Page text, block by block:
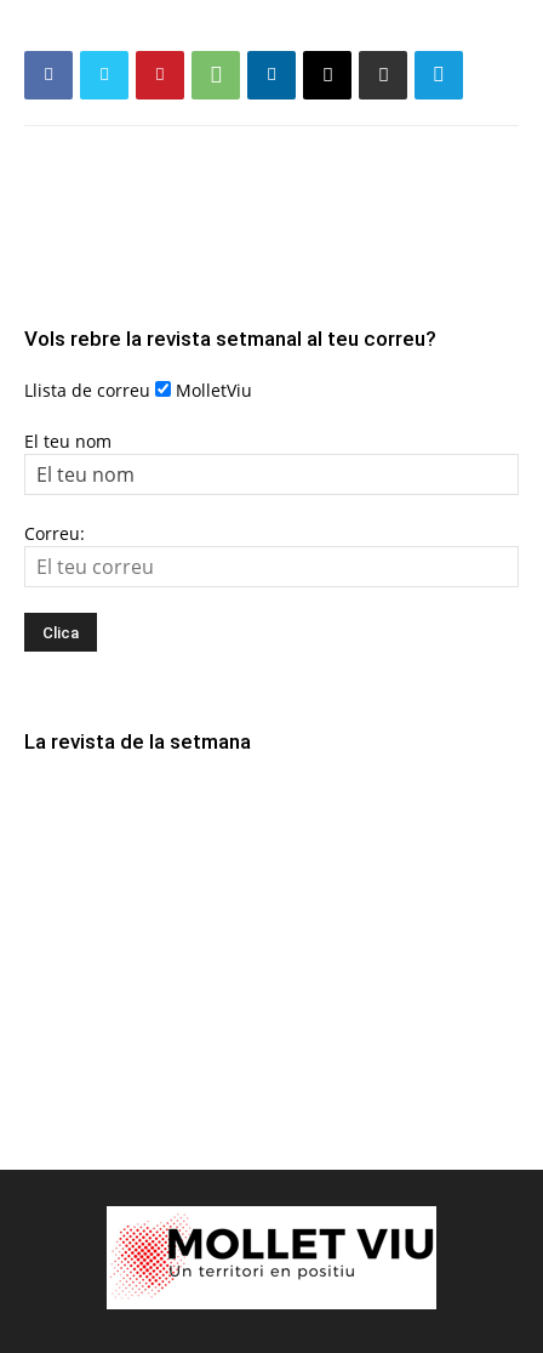
Vols rebre la revista setmanal al teu correu?
Llista de correu MolletViu
El teu nom
Correu:
La revista de la setmana